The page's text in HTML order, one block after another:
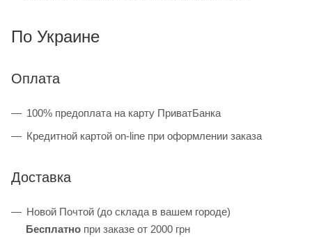
По Украине
Оплата
100% предоплата на карту ПриватБанка
Кредитной картой on-line при оформлении заказа
Доставка
Новой Почтой (до склада в вашем городе)
Бесплатно при заказе от 2000 грн